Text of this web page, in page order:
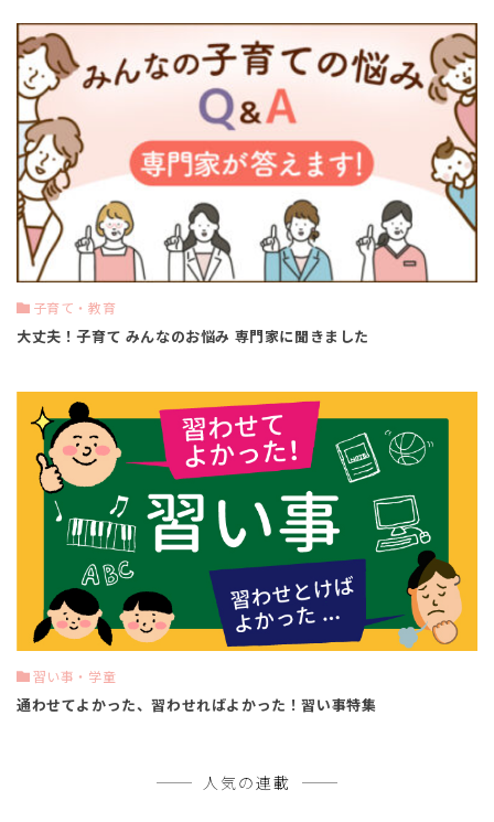
子育て・教育
大丈夫！子育て みんなのお悩み 専門家に聞きました
習い事・学童
通わせてよかった、習わせればよかった！習い事特集
人気の連載